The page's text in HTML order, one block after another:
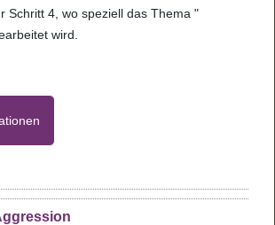
Schritt 4, wo speziell das Thema "
wird.